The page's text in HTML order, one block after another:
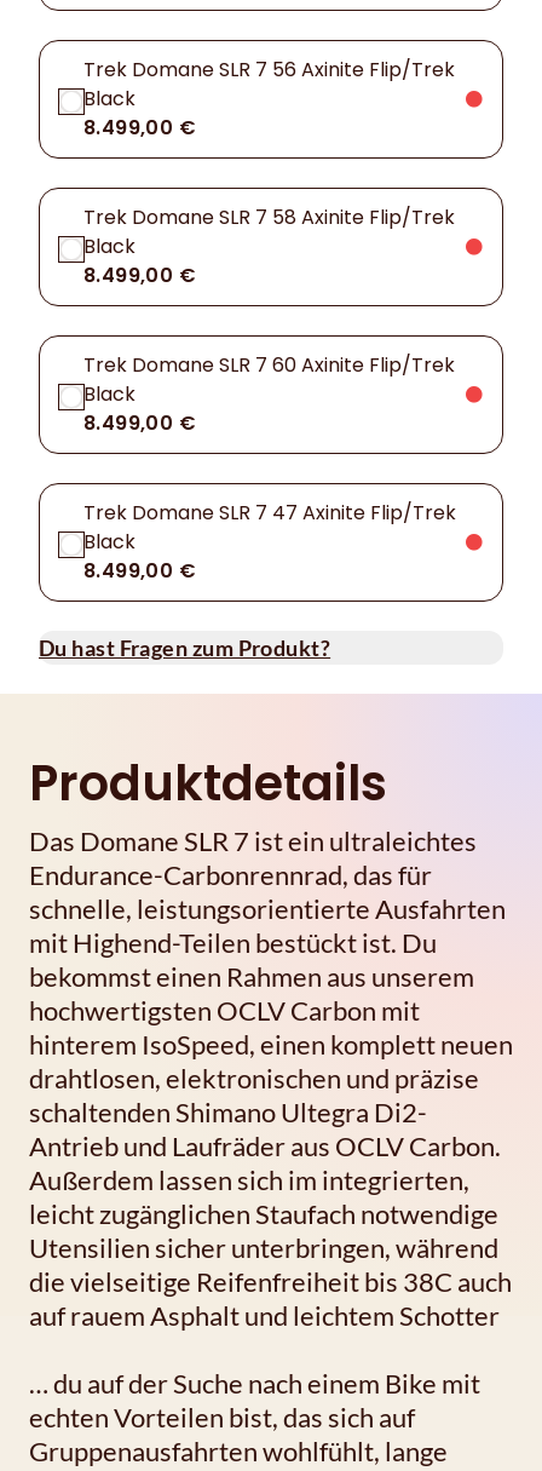
Trek Domane SLR 7 56 Axinite Flip/Trek
Black
8.499,00 €
Trek Domane SLR 7 58 Axinite Flip/Trek
Black
8.499,00 €
Trek Domane SLR 7 60 Axinite Flip/Trek
Black
8.499,00 €
Trek Domane SLR 7 47 Axinite Flip/Trek
Black
8.499,00 €
Du hast Fragen zum Produkt?
Produktdetails
Das Domane SLR 7 ist ein ultraleichtes
Endurance-Carbonrennrad, das für
schnelle, leistungsorientierte Ausfahrten
mit Highend-Teilen bestückt ist. Du
bekommst einen Rahmen aus unserem
hochwertigsten OCLV Carbon mit
hinterem IsoSpeed, einen komplett neuen
drahtlosen, elektronischen und präzise
schaltenden Shimano Ultegra Di2-
Antrieb und Laufräder aus OCLV Carbon.
Außerdem lassen sich im integrierten,
leicht zugänglichen Staufach notwendige
Utensilien sicher unterbringen, während
die vielseitige Reifenfreiheit bis 38C auch
auf rauem Asphalt und leichtem Schotter
… du auf der Suche nach einem Bike mit
echten Vorteilen bist, das sich auf
Gruppenausfahrten wohlfühlt, lange